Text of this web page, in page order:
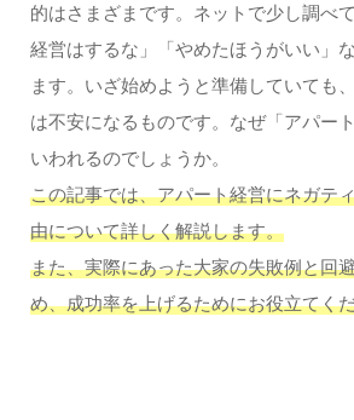
的はさまざまです。ネットで少し調べ
経営はするな」「やめたほうがいい」
ます。いざ始めようと準備していても
は不安になるものです。なぜ「アパー
いわれるのでしょうか。
この記事では、アパート経営にネガテ
由について詳しく解説します。
また、実際にあった大家の失敗例と回
め、成功率を上げるためにお役立てく